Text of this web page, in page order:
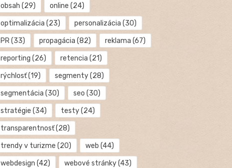
obsah (29) online (24)
optimalizácia (23) personalizácia (30)
PR(33) propagácia (82) reklama (67)
reporting (26) retencia (21)
rýchlosť(19) segmenty(28)
segmentácia (30) seo (30)
stratégie (34) testy(24)
transparentnosť(28)
trendy v turizme (20) web (44)
webdesign (42) webové stránky(43)